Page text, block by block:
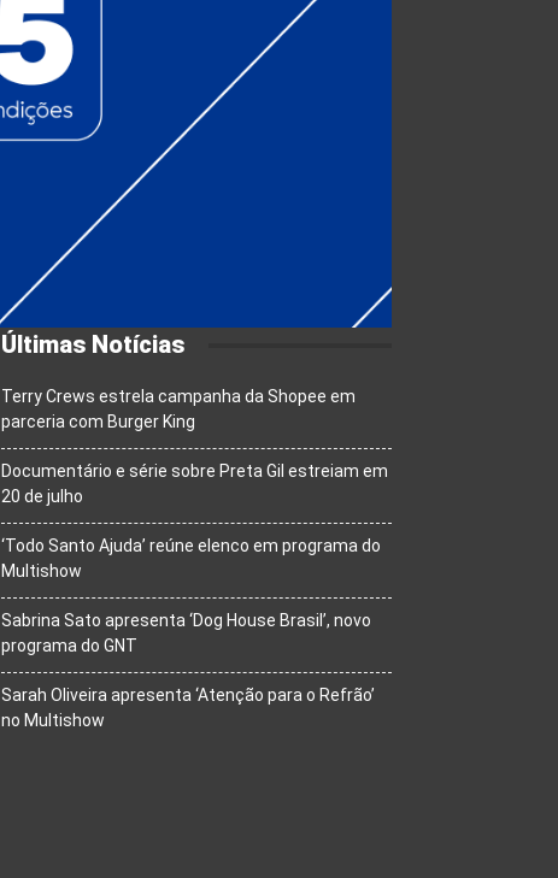
Últimas Notícias
Terry Crews estrela campanha da Shopee em
parceria com Burger King
Documentário e série sobre Preta Gil estreiam em
20 de julho
‘Todo Santo Ajuda’ reúne elenco em programa do
Multishow
Sabrina Sato apresenta ‘Dog House Brasil’, novo
programa do GNT
Sarah Oliveira apresenta ‘Atenção para o Refrão’
no Multishow